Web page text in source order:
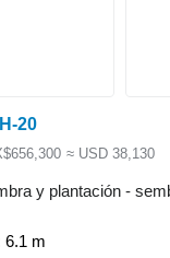
20
≈ USD 38,130
y plantación -
6.1 m